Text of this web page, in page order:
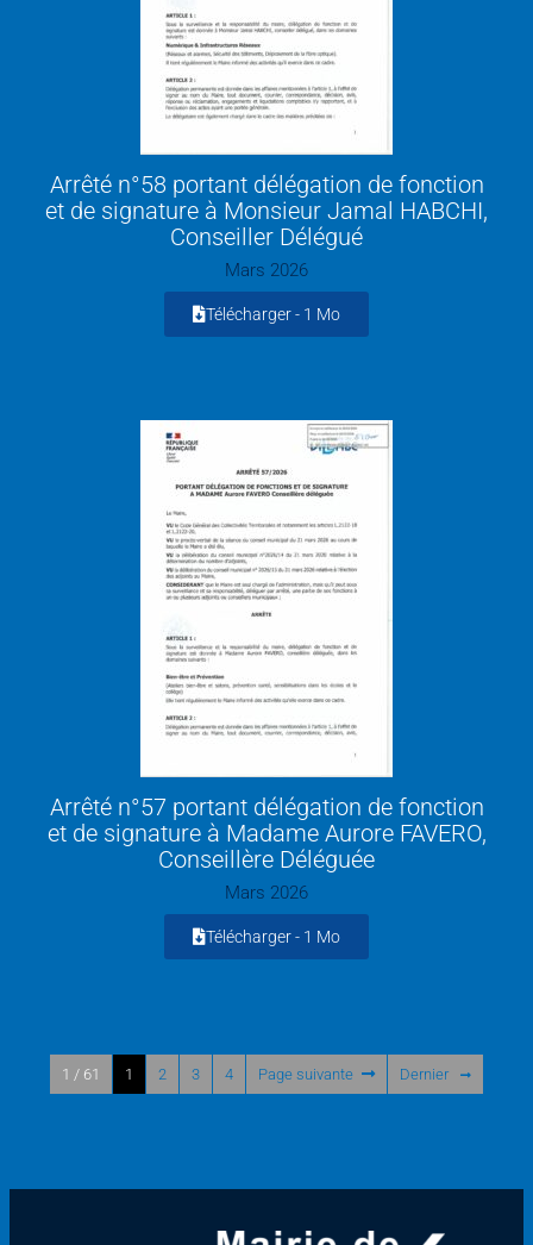
Arrêté n°58 portant délégation de fonction
et de signature à Monsieur Jamal HABCHI,
Conseiller Délégué
Mars 2026
Télécharger - 1 Mo
Arrêté n°57 portant délégation de fonction
et de signature à Madame Aurore FAVERO,
Conseillère Déléguée
Mars 2026
Télécharger - 1 Mo
1 / 61 1 2 3 4 Page suivante Dernier